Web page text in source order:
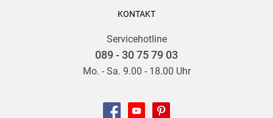
KONTAKT
Servicehotline
089 - 30 75 79 03
Mo. - Sa. 9.00 - 18.00 Uhr